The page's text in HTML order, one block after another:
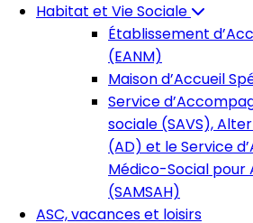
Habitat et Vie Sociale
Établissement
(EANM)
Maison d’Accueil
Service
sociale (SAVS),
(AD) et le Service
Médico-Social pour
(SAMSAH)
ASC, vacances et loisirs